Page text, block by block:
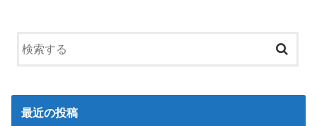
最近の投稿